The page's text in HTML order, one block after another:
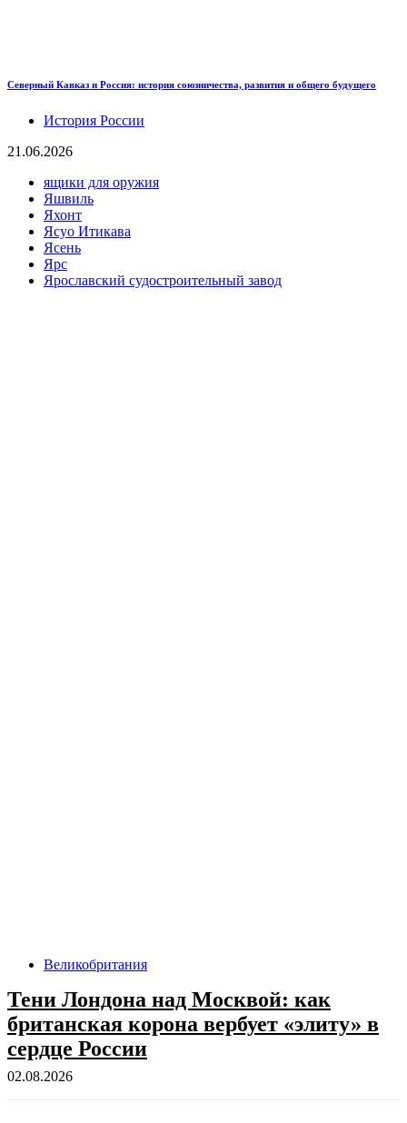
Северный Кавказ и Россия: история союзничества, развития и общего будущего
История России
21.06.2026
ящики для оружия
Яшвиль
Яхонт
Ясуо Итикава
Ясень
Ярс
Ярославский судостроительный завод
Великобритания
Тени Лондона над Москвой: как
британская корона вербует «элиту» в
сердце России
02.08.2026